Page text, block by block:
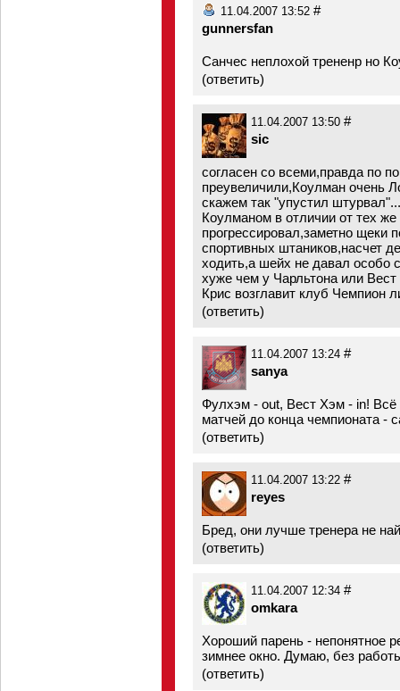
11.04.2007 13:52 #
gunnersfan
Санчес неплохой трененр но
(ответить)
11.04.2007 13:50 #
sic
согласен со всеми,правда по
преувеличили,Коулман очень
скажем так "упустил
Коулманом в отличии от тех
прогрессировал,заметно щеки
спортивных штаников,насчет
ходить,а шейх не давал особо
хуже чем у Чарльтона или
Крис возглавит клуб Чемпион
(ответить)
11.04.2007 13:24 #
sanya
Фулхэм - out, Вест Хэм - in! Всё
матчей до конца чемпионата -
(ответить)
11.04.2007 13:22 #
reyes
Бред, они лучше тренера не
(ответить)
11.04.2007 12:34 #
omkara
Хороший парень - непонятное
зимнее окно. Думаю, без
(ответить)